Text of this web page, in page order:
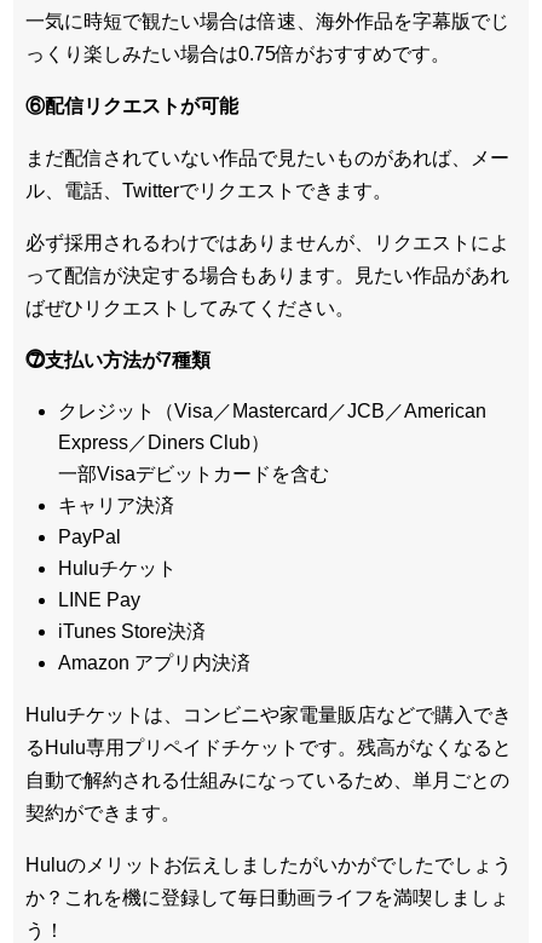
一気に時短で観たい場合は倍速、海外作品を字幕版でじ
っくり楽しみたい場合は0.75倍がおすすめです。
⑥配信リクエストが可能
まだ配信されていない作品で見たいものがあれば、
メー
ル、電話、Twitterでリクエスト できます。
必ず採用されるわけではありませんが、リクエストによ
って配信が決定する場合もあります。見たい作品があれ
ばぜひリクエストしてみてください。
⓻支払い方法が7種類
クレジット（Visa／Mastercard／JCB／American
Express／Diners Club）
一部Visaデビットカードを含む
キャリア決済
PayPal
Huluチケット
LINE Pay
iTunes Store決済
Amazon アプリ内決済
Huluチケットは、コンビニや家電量販店などで購入でき
るHulu専用プリペイドチケットです。残高がなくなると
自動で解約される仕組みになっているため、単月ごとの
契約ができます。
Huluのメリットお伝えしましたがいかがでしたでしょう
か？これを機に登録して毎日動画ライフを満喫しましょ
う！